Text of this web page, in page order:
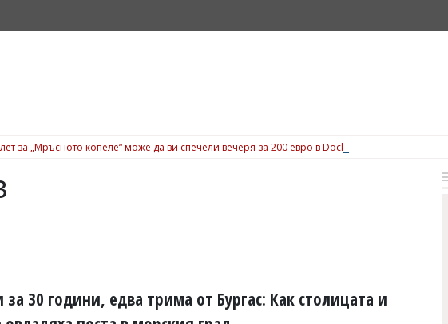
за „Мръсното копеле“ може да ви спечели вечеря за 200 евро в Dock 5, вижте подробности
30 години, едва трима от Бургас: Как столицата и